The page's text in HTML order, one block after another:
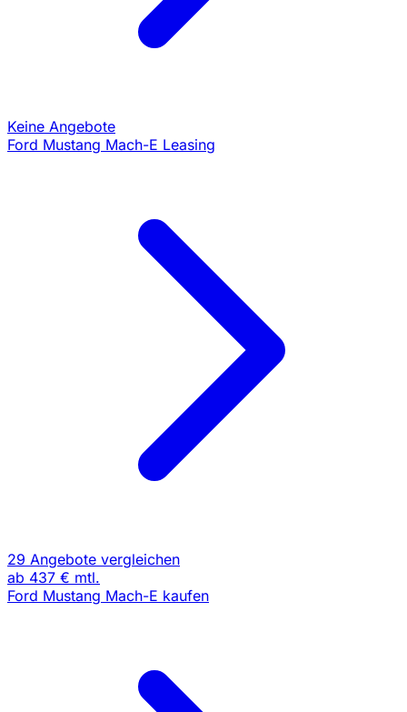
Keine Angebote
Ford Mustang Mach-E Leasing
29 Angebote vergleichen
ab 437 € mtl.
Ford Mustang Mach-E kaufen